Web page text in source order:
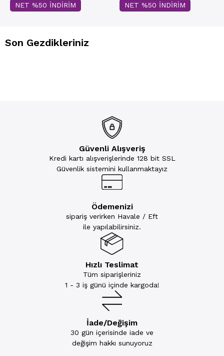
NET %50 İNDİRİM NET %50 İNDİRİM
Son Gezdikleriniz
Güvenli Alışveriş
Kredi kartı alışverişlerinde 128 bit SSL
Güvenlik sistemini kullanmaktayız
Ödemenizi
sipariş verirken Havale / Eft
ile yapılabilirsiniz.
Hızlı Teslimat
Tüm siparişleriniz
1 - 3 iş günü içinde kargoda!
İade/Değişim
30 gün içerisinde iade ve
değişim hakkı sunuyoruz